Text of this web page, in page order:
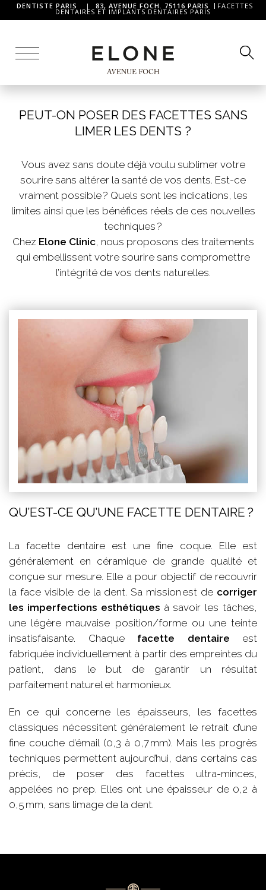
DENTISTE PARIS | 83, AVENUE FOCH. 75116 PARIS FACETTES
DENTAIRES ET IMPLANTS DENTAIRES PARIS
PEUT-ON POSER DES FACETTES SANS
LIMER LES DENTS ?
Vous avez sans doute déjà voulu sublimer votre
sourire sans altérer la santé de vos dents. Est-ce
vraiment possible ? Quels sont les indications, les
limites ainsi que les bénéfices réels de ces nouvelles
techniques ?
Chez Elone Clinic, nous proposons des traitements
qui embellissent votre sourire sans compromettre
l’intégrité de vos dents naturelles.
QU’EST-CE QU’UNE FACETTE DENTAIRE ?
La facette dentaire est une fine coque. Elle est
généralement en céramique de grande qualité et
conçue sur mesure. Elle a pour objectif de recouvrir
la face visible de la dent. Sa mission est de corriger
les imperfections esthétiquesà savoir les tâches,
une légère mauvaise position/forme ou une teinte
insatisfaisante. Chaque facette dentaire est
fabriquée individuellement à partir des empreintes du
patient, dans le but de garantir un résultat
parfaitement naturel et harmonieux.
En ce qui concerne les épaisseurs, les facettes
classiques nécessitent généralement le retrait d’une
fine couche d’émail (0,3 à 0,7 mm). Mais les progrès
techniques permettent aujourd’hui, dans certains cas
précis, de poser des facettes ultra-minces,
appelées no prep. Elles ont une épaisseur de 0,2 à
0,5 mm, sans limage de la dent.